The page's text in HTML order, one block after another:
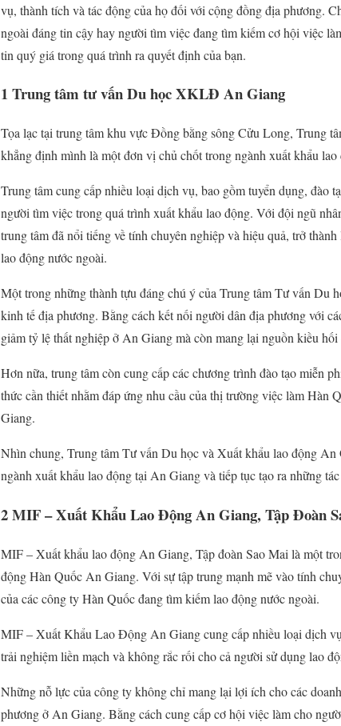
vụ, thành tích và tác động của họ đối với cộng đồng địa phương.
ngoài đáng tin cậy hay người tìm việc đang tìm kiếm cơ hội việc
tin quý giá trong quá trình ra quyết định của bạn.
1Trung tâm tư vấn Du học XKLĐ An Giang
Tọa lạc tại trung tâm khu vực Đồng bằng sông Cửu Long, Trung
khẳng định mình là một đơn vị chủ chốt trong ngành xuất khẩu
Trung tâm cung cấp nhiều loại dịch vụ, bao gồm tuyển dụng, đào
người tìm việc trong quá trình xuất khẩu lao động. Với đội ngũ
trung tâm đã nổi tiếng về tính chuyên nghiệp và hiệu quả, trở
lao động nước ngoài.
Một trong những thành tựu đáng chú ý của Trung tâm Tư vấn Du
kinh tế địa phương. Bằng cách kết nối người dân địa phương với
giảm tỷ lệ thất nghiệp ở An Giang mà còn mang lại nguồn kiều
Hơn nữa, trung tâm còn cung cấp các chương trình đào tạo miễn
thức cần thiết nhằm đáp ứng nhu cầu của thị trường việc làm
Giang.
Nhìn chung, Trung tâm Tư vấn Du học và Xuất khẩu lao động
ngành xuất khẩu lao động tại An Giang và tiếp tục tạo ra những
2MIF – Xuất Khẩu Lao Động An Giang, Tập Đoàn
MIF – Xuất khẩu lao động An Giang, Tập đoàn Sao Mai là một
động Hàn Quốc An Giang. Với sự tập trung mạnh mẽ vào tính
của các công ty Hàn Quốc đang tìm kiếm lao động nước ngoài.
MIF – Xuất Khẩu Lao Động An Giang cung cấp nhiều loại dịch
trải nghiệm liền mạch và không rắc rối cho cả người sử dụng lao
Những nỗ lực của công ty không chỉ mang lại lợi ích cho các
phương ở An Giang. Bằng cách cung cấp cơ hội việc làm cho